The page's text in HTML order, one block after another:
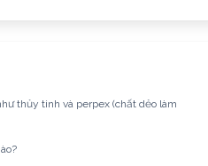
thủy tinh và perpex (chất dẻo làm